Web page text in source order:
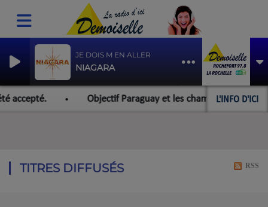
JE DOIS M EN ALLER
NIAGARA
L'INFO D'ICI
accepté. Objectif Paraguay et les championnats du
TITRES DIFFUSÉS RSS